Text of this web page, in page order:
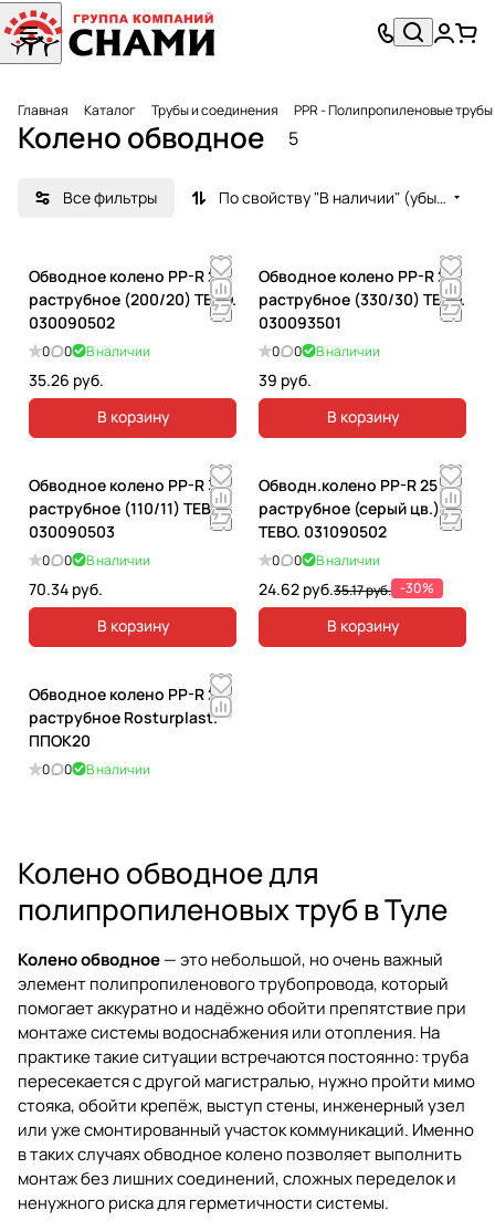
Главная Каталог Трубы и соединения PPR - Полипропиленовые
Колено обводное 5
Все фильтры По свойству "В наличии" (убывание)
Обводное колено PP-R 25
раструбное (200/20) TEBO.
030090502
0 0 В наличии
35.26 руб.
В корзину
Обводное колено PP-R 20
раструбное (330/30) TEBO.
030093501
0 0 В наличии
39 руб.
В корзину
Обводное колено PP-R 32
раструбное (110/11) TEBO.
030090503
0 0 В наличии
70.34 руб.
В корзину
Обводн.колено PP-R 25
раструбное (серый цв.)
TEBO. 031090502
0 0 В наличии
24.62 руб.35.17 руб. -30%
В корзину
Обводное колено PP-R 20
раструбное Rosturplast.
ППОК20
0 0 В наличии
Колено обводное для
полипропиленовых труб в Туле
Колено обводное— это небольшой, но очень важный
элемент полипропиленового трубопровода, который
помогает аккуратно и надёжно обойти препятствие при
монтаже системы водоснабжения или отопления. На
практике такие ситуации встречаются постоянно: труба
пересекается с другой магистралью, нужно пройти мимо
стояка, обойти крепёж, выступ стены, инженерный узел
или уже смонтированный участок коммуникаций. Именно
в таких случаях обводное колено позволяет выполнить
монтаж без лишних соединений, сложных переделок и
ненужного риска для герметичности системы.